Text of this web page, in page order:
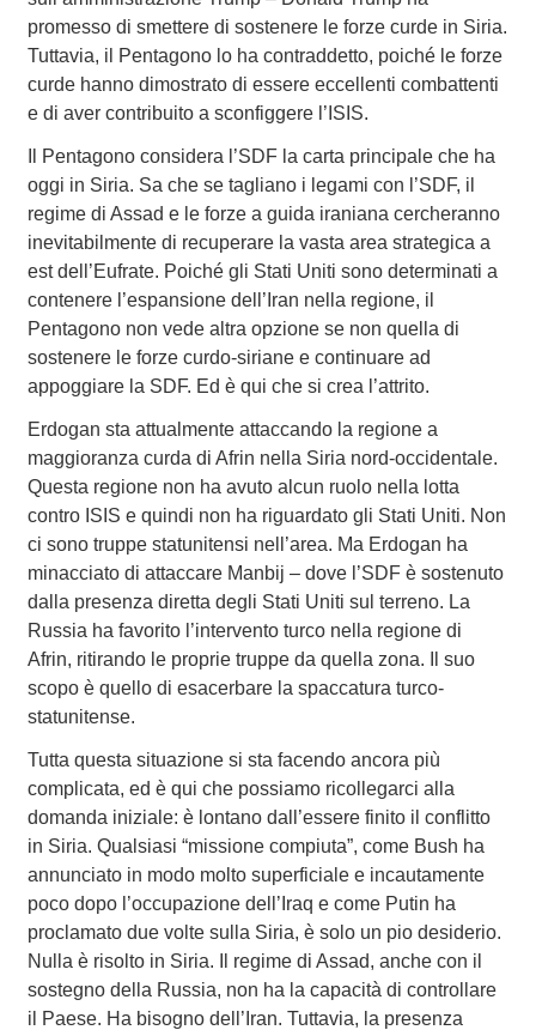
promesso di smettere di sostenere le forze curde in Siria.
Tuttavia, il Pentagono lo ha contraddetto, poiché le forze
curde hanno dimostrato di essere eccellenti combattenti
e di aver contribuito a sconfiggere l’ISIS.
Il Pentagono considera l’SDF la carta principale che ha
oggi in Siria. Sa che se tagliano i legami con l’SDF, il
regime di Assad e le forze a guida iraniana cercheranno
inevitabilmente di recuperare la vasta area strategica a
est dell’Eufrate. Poiché gli Stati Uniti sono determinati a
contenere l’espansione dell’Iran nella regione, il
Pentagono non vede altra opzione se non quella di
sostenere le forze curdo-siriane e continuare ad
appoggiare la SDF. Ed è qui che si crea l’attrito.
Erdogan sta attualmente attaccando la regione a
maggioranza curda di Afrin nella Siria nord-occidentale.
Questa regione non ha avuto alcun ruolo nella lotta
contro ISIS e quindi non ha riguardato gli Stati Uniti. Non
ci sono truppe statunitensi nell’area. Ma Erdogan ha
minacciato di attaccare Manbij – dove l’SDF è sostenuto
dalla presenza diretta degli Stati Uniti sul terreno. La
Russia ha favorito l’intervento turco nella regione di
Afrin, ritirando le proprie truppe da quella zona. Il suo
scopo è quello di esacerbare la spaccatura turco-
statunitense.
Tutta questa situazione si sta facendo ancora più
complicata, ed è qui che possiamo ricollegarci alla
domanda iniziale: è lontano dall’essere finito il conflitto
in Siria. Qualsiasi “missione compiuta”, come Bush ha
annunciato in modo molto superficiale e incautamente
poco dopo l’occupazione dell’Iraq e come Putin ha
proclamato due volte sulla Siria, è solo un pio desiderio.
Nulla è risolto in Siria. Il regime di Assad, anche con il
sostegno della Russia, non ha la capacità di controllare
il Paese. Ha bisogno dell’Iran. Tuttavia, la presenza